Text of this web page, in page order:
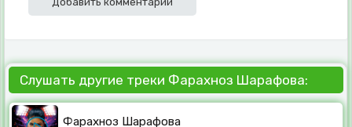
Слушать другие треки Фарахноз Шарафова:
Фарахноз Шарафова